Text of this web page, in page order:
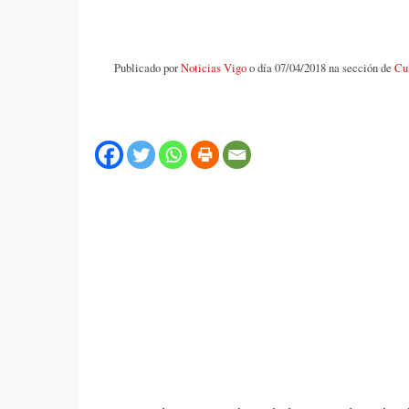
Publicado porNoticias Vigoo día 07/04/2018 na sección de